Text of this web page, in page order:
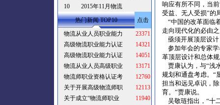
10
2015年11月物流
热门新闻 TOP10
点击
物流从业人员职业能力
23371
高级物流职业能力认证
14321
高级物流职业能力认证
14051
物流从业人员高级职业
13171
物流师职业资格认证考
12760
关于开展高级物流师职
12113
关于成立“物流师职业
11940
响应有所不同，当
受益、无人受损”的
“中国的改革面临
走向现代化的必由
亟须开展顶层设计
参加年会的专家学
革顶层设计和总体
贾康认为，与“浅
规划和通盘考虑。“
担当和远见卓识，
育。”贾康说。
吴敬琏指出，“十